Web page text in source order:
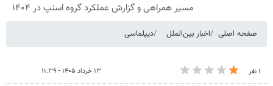
مسیر همراهی و گزارش عملکرد گروه اسنپ در ۱۴۰۴
صفحه اصلی اخبار بین‌الملل دیپلماسی
۱ نفر ۱۳ خرداد ۱۴۰۵ - ۱۱:۳۹